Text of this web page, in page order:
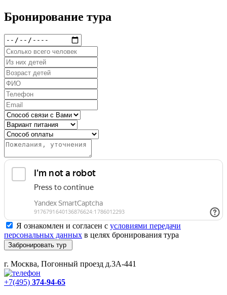
Бронирование тура
Я ознакомлен и согласен с условиями передачи
персональных данных в целях бронирования тура
Забронировать тур
г. Москва, Погонный проезд д.3А-441
+7(495) 374-94-65